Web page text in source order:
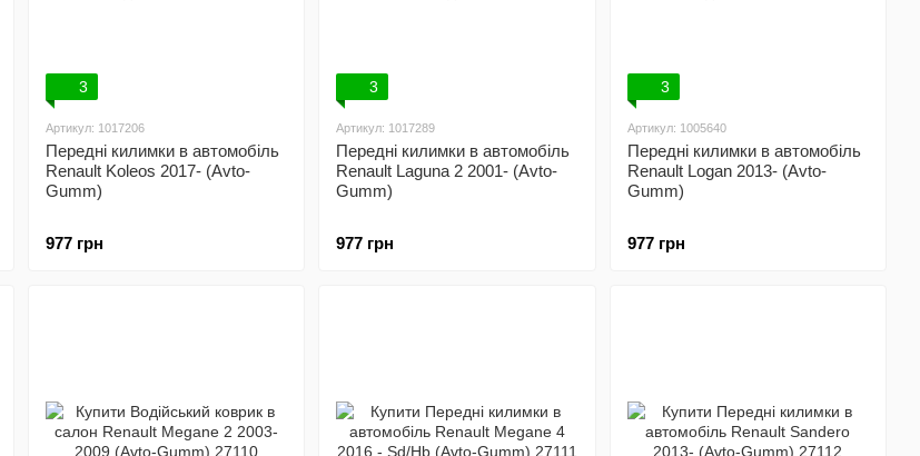
3
Артикул: 1017206
Передні килимки в автомобіль
Renault Koleos 2017- (Avto-
Gumm)
977 грн
3
Артикул: 1017289
Передні килимки в автомобіль
Renault Laguna 2 2001- (Avto-
Gumm)
977 грн
3
Артикул: 1005640
Передні килимки в автомобіль
Renault Logan 2013- (Avto-
Gumm)
977 грн